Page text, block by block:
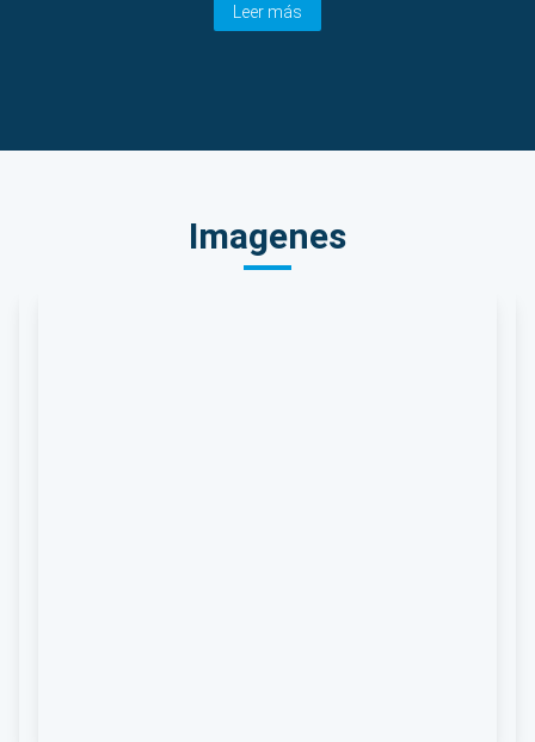
Leer más
Imagenes